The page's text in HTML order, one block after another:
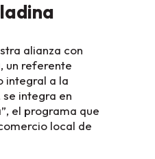
alianza con
, un referente
integral a la
integra en
el programa que
local de